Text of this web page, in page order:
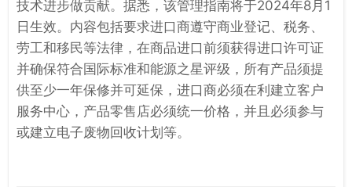
技术进步做贡献。据悉，该管理指南将于2024年8月1
日生效。内容包括要求进口商遵守商业登记、税务、
劳工和移民等法律，在商品进口前须获得进口许可证
并确保符合国际标准和能源之星评级，所有产品须提
供至少一年保修并可延保，进口商必须在利建立客户
服务中心，产品零售店必须统一价格，并且必须参与
或建立电子废物回收计划等。